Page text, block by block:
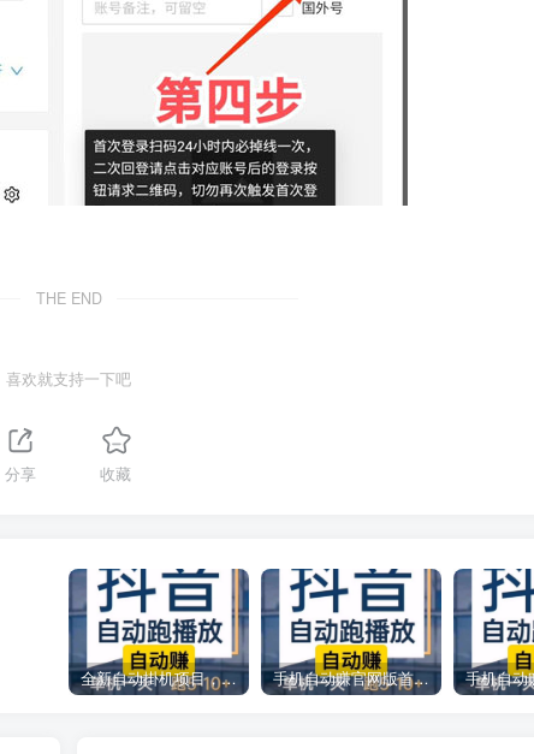
THE END
喜欢就支持一下吧
分享 收藏
全新自动掛机项目，主打视频号等平台全自动点赞、关注、收藏 手机自动赚官网版首码，推广收益无上限，采用芜限代渠道模式